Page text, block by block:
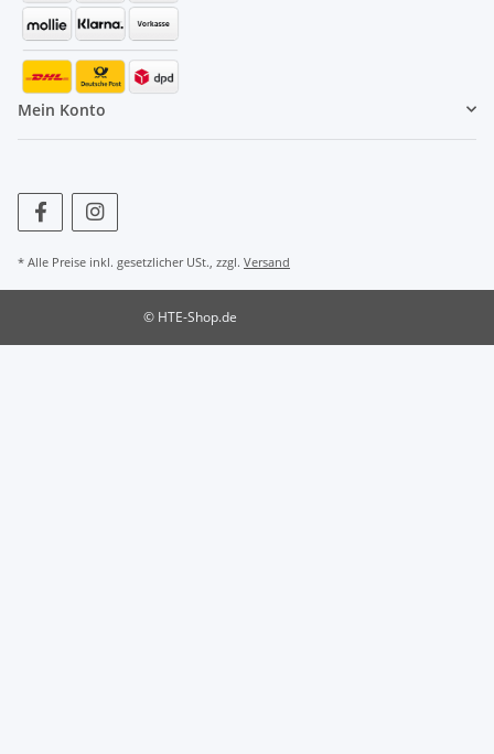
Mein Konto
* Alle Preise inkl. gesetzlicher USt., zzgl. Versand
© HTE-Shop.de